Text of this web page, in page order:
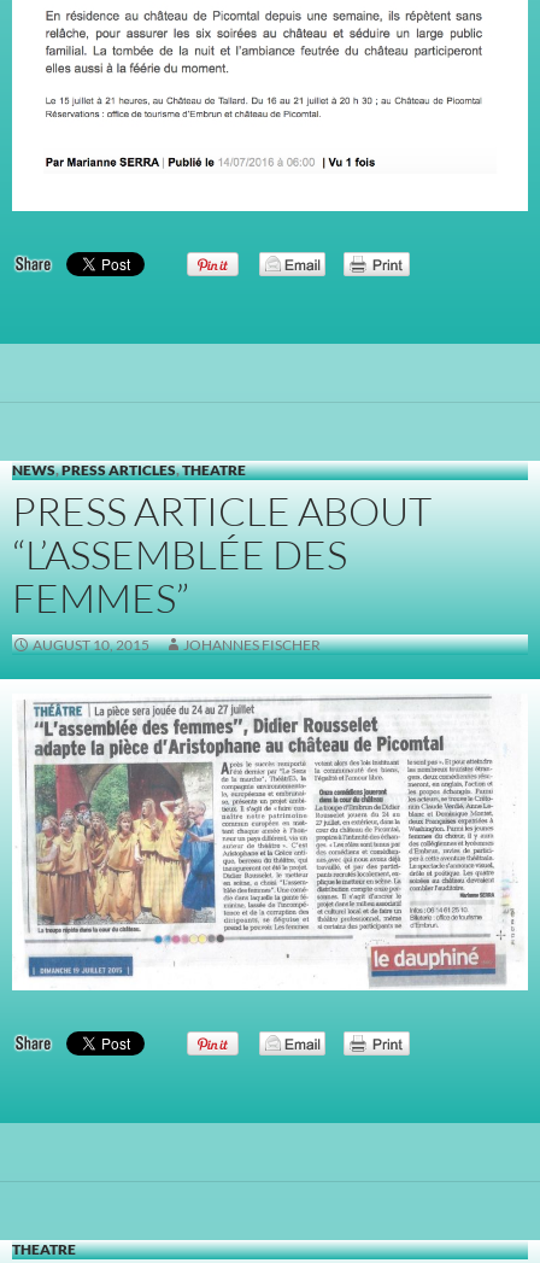
NEWS,PRESS ARTICLES,THEATRE
PRESS ARTICLE ABOUT
“L’ASSEMBLÉE DES
FEMMES”
AUGUST 10, 2015 JOHANNES FISCHER
THEATRE